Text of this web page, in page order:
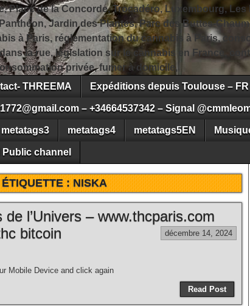
Place de la Concorde, Trocadéro, Luxembourg, Les
Jardin des Plantes, Parc des Buttes-
à Paris, réglementation du cannabis à Paris,
la rue, législation sur le cannabis en France,
privée, fumer à domicile,
THREEMA Expéditions depuis Toulouse – FR
– +34664537342 – Signal
metatags3 metatags4 metatags5EN
channel
ÉTIQUETTE :NISKA
l’Univers – www.thcparis.com
bitcoin
décembre 14, 2024
Mobile Device and click again
Read Post